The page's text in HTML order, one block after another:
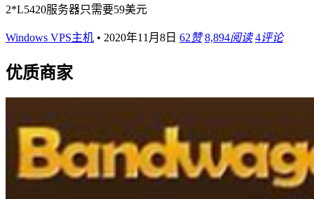
2*L5420服务器只需要59美元
Windows VPS主机 • 2020年11月8日 62赞 8,894阅读 4评论
优质商家